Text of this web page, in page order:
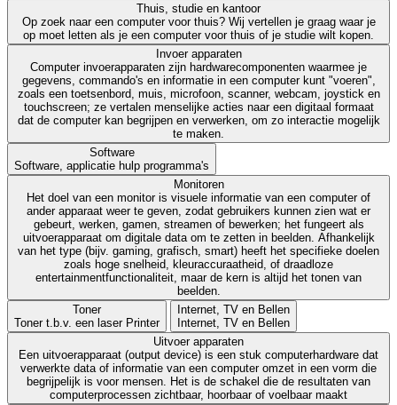
Thuis, studie en kantoor
Op zoek naar een computer voor thuis? Wij vertellen je graag waar je
op moet letten als je een computer voor thuis of je studie wilt kopen.
Invoer apparaten
Computer invoerapparaten zijn hardwarecomponenten waarmee je
gegevens, commando's en informatie in een computer kunt "voeren",
zoals een toetsenbord, muis, microfoon, scanner, webcam, joystick en
touchscreen; ze vertalen menselijke acties naar een digitaal formaat
dat de computer kan begrijpen en verwerken, om zo interactie mogelijk
te maken.
Software
Software, applicatie hulp programma's
Monitoren
Het doel van een monitor is visuele informatie van een computer of
ander apparaat weer te geven, zodat gebruikers kunnen zien wat er
gebeurt, werken, gamen, streamen of bewerken; het fungeert als
uitvoerapparaat om digitale data om te zetten in beelden. Afhankelijk
van het type (bijv. gaming, grafisch, smart) heeft het specifieke doelen
zoals hoge snelheid, kleuraccuraatheid, of draadloze
entertainmentfunctionaliteit, maar de kern is altijd het tonen van
beelden.
Toner
Toner t.b.v. een laser Printer
Internet, TV en Bellen
Internet, TV en Bellen
Uitvoer apparaten
Een uitvoerapparaat (output device) is een stuk computerhardware dat
verwerkte data of informatie van een computer omzet in een vorm die
begrijpelijk is voor mensen. Het is de schakel die de resultaten van
computerprocessen zichtbaar, hoorbaar of voelbaar maakt